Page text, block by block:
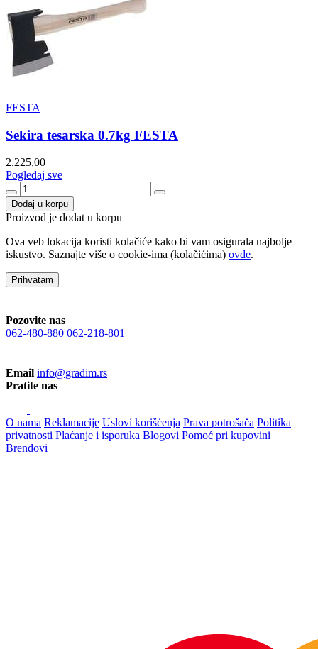
FESTA
Sekira tesarska 0.7kg FESTA
2.225,00
Pogledaj sve
Dodaj u korpu
Proizvod je dodat u korpu
Ova veb lokacija koristi kolačiće kako bi vam osigurala najbolje
iskustvo. Saznajte više o cookie-ima (kolačićima) ovde.
Prihvatam
Pozovite nas
062-480-880 062-218-801
Email info@gradim.rs
Pratite nas
O nama Reklamacije Uslovi korišćenja Prava potrošača Politika
privatnosti Plaćanje i isporuka Blogovi Pomoć pri kupovini
Brendovi